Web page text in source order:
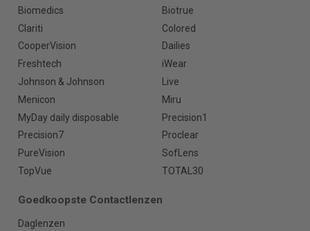
Biomedics
Biotrue
Clariti
Colored
CooperVision
Dailies
Freshtech
iWear
Johnson & Johnson
Live
Menicon
Miru
MyDay daily disposable
Precision1
Precision7
Proclear
PureVision
SofLens
TopVue
TOTAL30
Goedkoopste Contactlenzen
Daglenzen